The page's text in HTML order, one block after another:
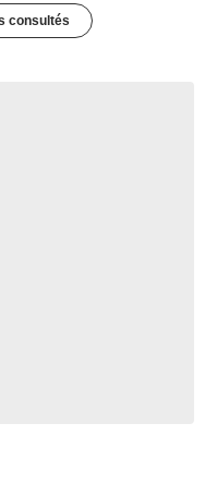
consultés